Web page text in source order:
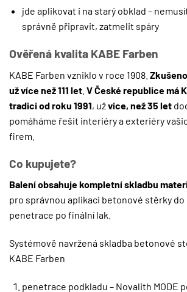
jde aplikovat i na starý obklad –
správně připravit, zatmelit spáry
Ověřená kvalita KABE Farben
KABE Farben vzniklo v roce 1908.
už více než 111 let V České republice má
tradici od roku 1991, užvíce, než 35 let
pomáháme řešit interiéry a exteriéry
firem.
Co kupujete?
Balení obsahuje kompletní skladbu
pro správnou aplikaci betonové stěrky do
penetrace po finální lak.
Systémově navržená skladba betonové
KABE Farben
penetrace podkladu – Novalith MODE